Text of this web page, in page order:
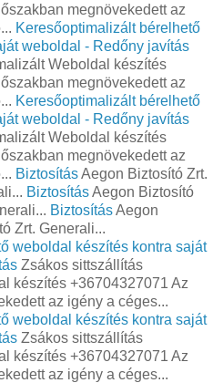
megnövekedett az
Keresőoptimalizált bérelhető
weboldal - Redőny javítás
Weboldal készítés
megnövekedett az
Keresőoptimalizált bérelhető
weboldal - Redőny javítás
Weboldal készítés
megnövekedett az
BiztosításAegon Biztosító Zrt.
BiztosításAegon Biztosító
BiztosításAegon
Zrt. Generali...
weboldal készítés kontra saját
Zsákos sittszállítás
készítés +36704327071 Az
az igény a céges...
weboldal készítés kontra saját
Zsákos sittszállítás
készítés +36704327071 Az
az igény a céges...